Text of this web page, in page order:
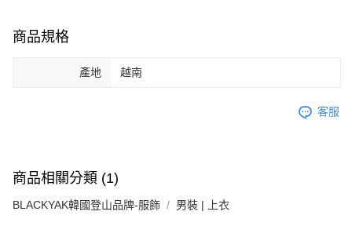
商品規格
產地 越南
客服
商品相關分類 (1)
BLACKYAK韓國登山品牌-服飾 男裝 | 上衣